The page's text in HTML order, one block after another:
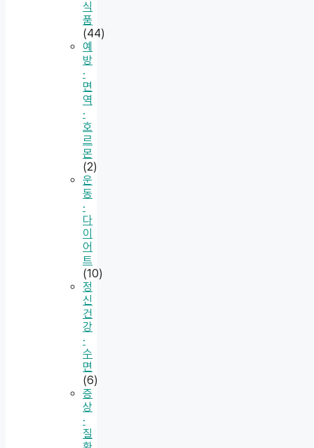
식
품
(44)
예
방
·
면
역
·
호
르
몬
(2)
운
동
·
다
이
어
트
(10)
정
신
건
강
·
수
면
(6)
증
상
·
질